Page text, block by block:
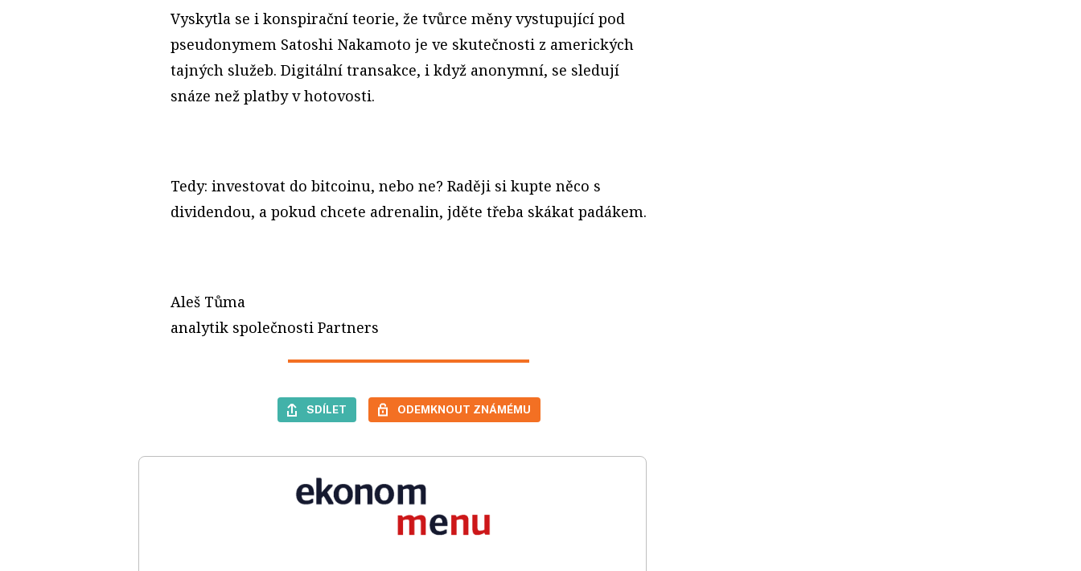
Vyskytla se i konspirační teorie, že tvůrce měny vystupující pod
pseudonymem Satoshi Nakamoto je ve skutečnosti z amerických
tajných služeb. Digitální transakce, i když anonymní, se sledují
snáze než platby v hotovosti.
Tedy: investovat do bitcoinu, nebo ne? Raději si kupte něco s
dividendou, a pokud chcete adrenalin, jděte třeba skákat padákem.
Aleš Tůma
analytik společnosti Partners
SDÍLET ODEMKNOUT ZNÁMÉMU